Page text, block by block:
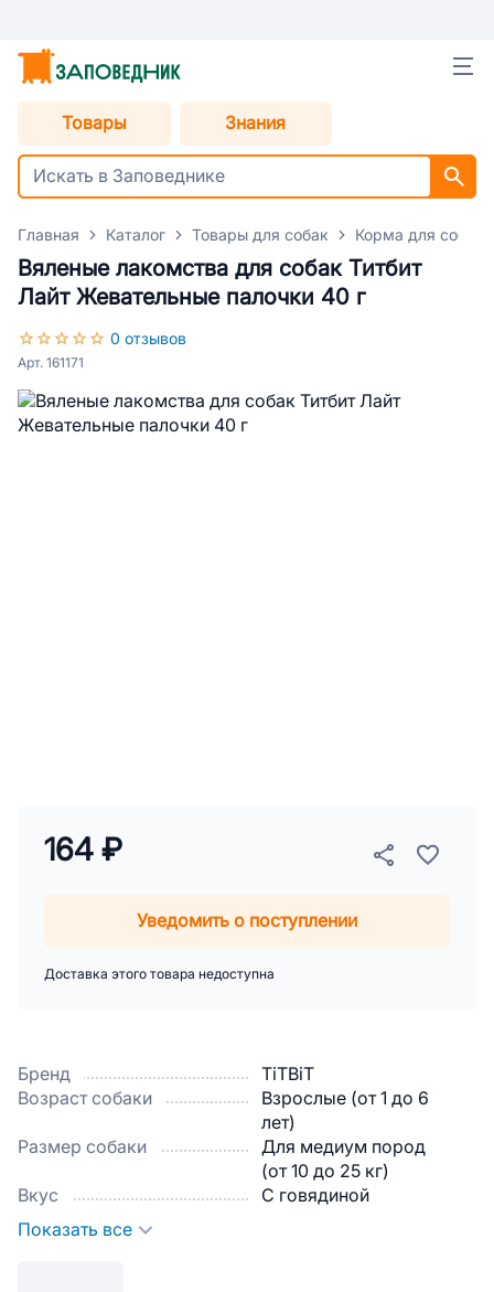
Товары Знания
Главная Каталог Товары для собак Корма для собак
Вяленые лакомства для собак Титбит
Лайт Жевательные палочки 40 г
0 отзывов
Арт. 161171
Бренд
TiTBiT
Возраст собаки
Взрослые (от 1 до 6
лет)
Размер собаки
Для медиум пород
(от 10 до 25 кг)
Вкус
С говядиной
Показать все
164 ₽
Уведомить о поступлении
Доставка этого товара недоступна